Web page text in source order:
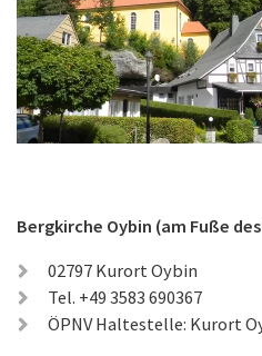
Bergkirche Oybin (am Fuße
02797 Kurort Oybin
Tel. +49 3583 690367
ÖPNV Haltestelle: Kurort